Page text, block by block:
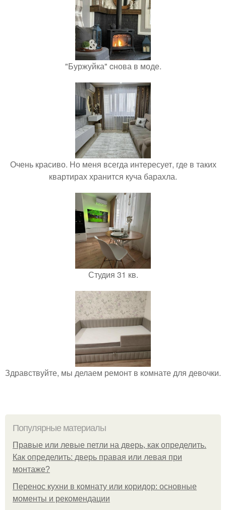
"Буржуйка" cнова в моде.
Очень красиво. Но меня всегда интересует, где в таких
квартирах хранится куча барахла.
Студия 31 кв.
Здравствуйте, мы делаем ремонт в комнате для девочки.
Популярные материалы
Правые или левые петли на дверь, как определить.
Как определить: дверь правая или левая при
монтаже?
Перенос кухни в комнату или коридор: основные
моменты и рекомендации